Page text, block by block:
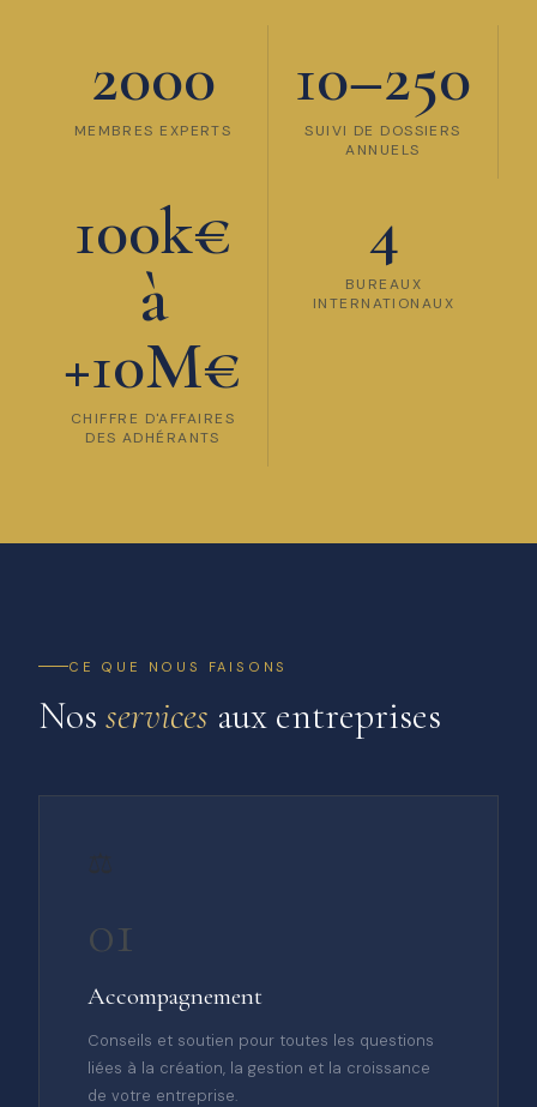
2000
MEMBRES EXPERTS
10–250
SUIVI DE DOSSIERS
ANNUELS
100k€
à
+10M€
CHIFFRE D'AFFAIRES
DES ADHÉRANTS
4
BUREAUX
INTERNATIONAUX
CE QUE NOUS FAISONS
Nos services aux entreprises
01
Accompagnement
Conseils et soutien pour toutes les questions
liées à la création, la gestion et la croissance
de votre entreprise.